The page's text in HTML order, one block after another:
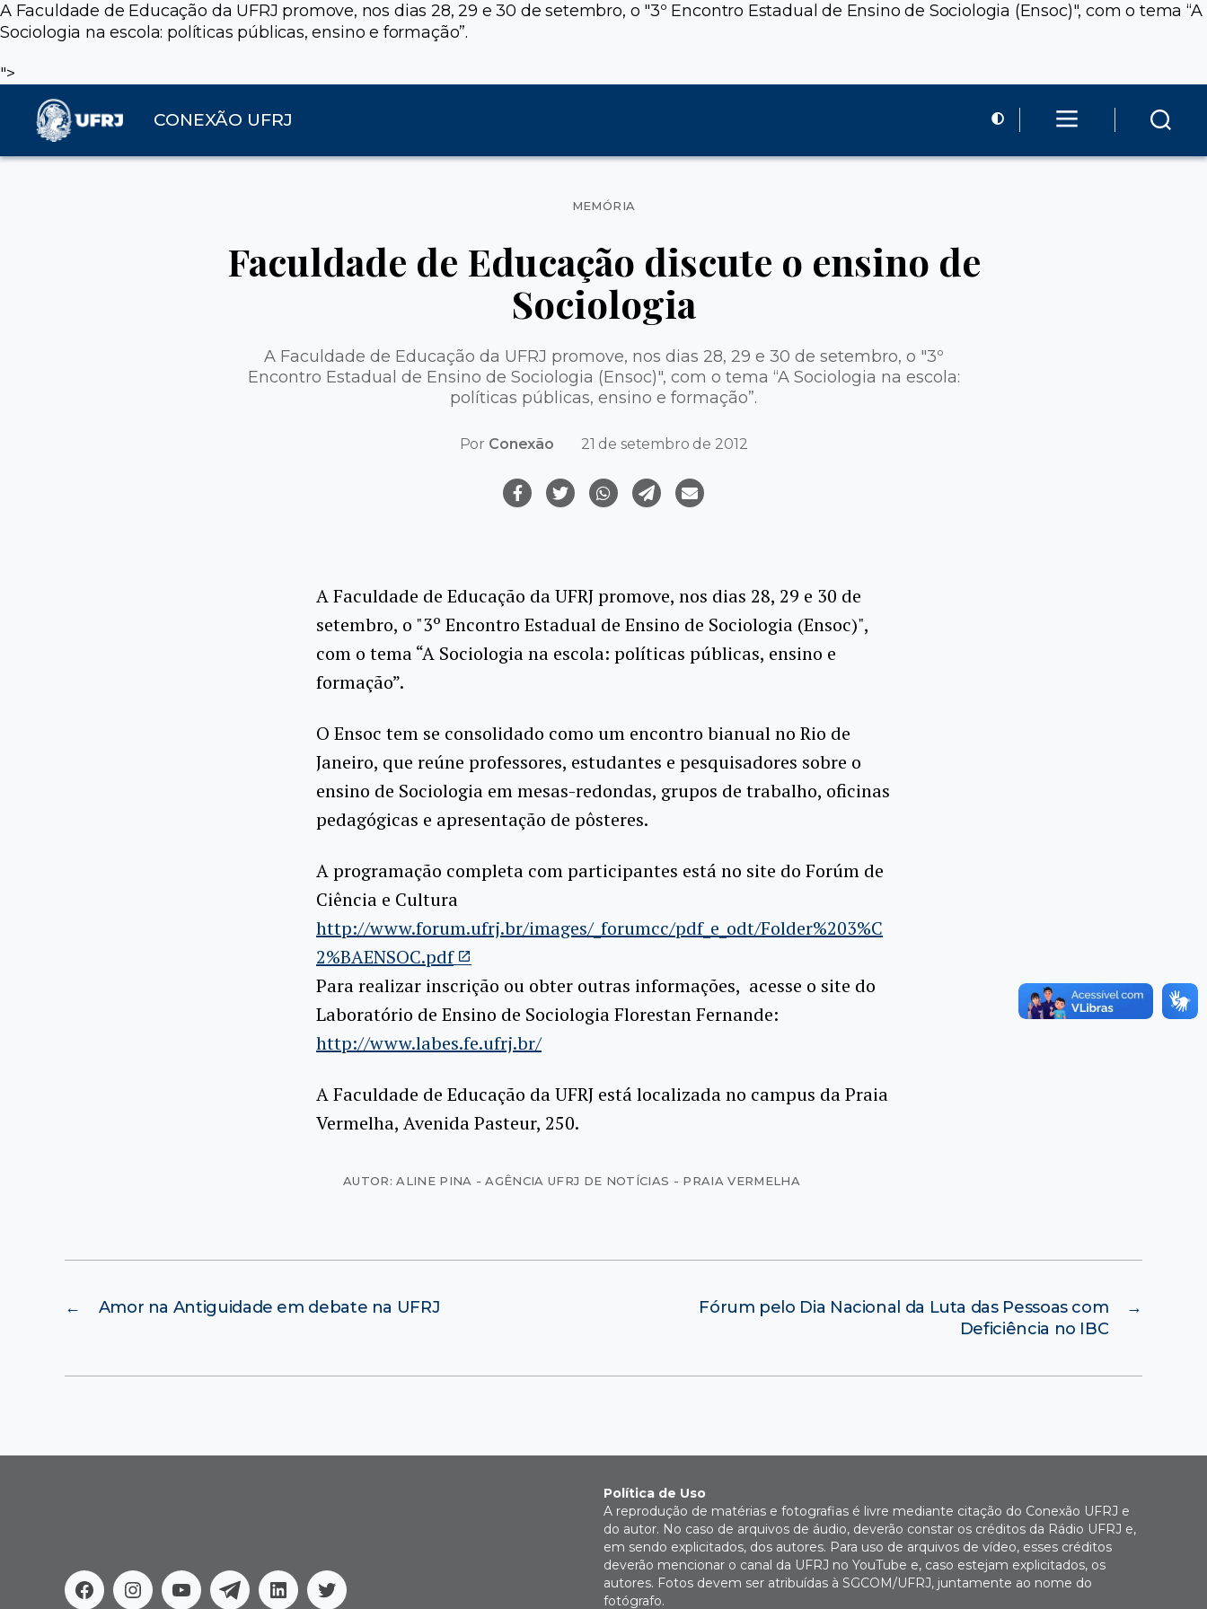
A Faculdade de Educação da UFRJ promove, nos dias 28, 29 e 30 de setembro, o "3º Encontro Estadual de Ensino de Sociologia (Ensoc)", com o tema “A
Sociologia na escola: políticas públicas, ensino e formação”.
">
CONEXÃO UFRJ
Categorias
MEMÓRIA
Faculdade de Educação discute o ensino de
Sociologia
A Faculdade de Educação da UFRJ promove, nos dias 28, 29 e 30 de setembro, o "3º
Encontro Estadual de Ensino de Sociologia (Ensoc)", com o tema “A Sociologia na escola:
políticas públicas, ensino e formação”.
Por Conexão 21 de setembro de 2012
A Faculdade de Educação da UFRJ promove, nos dias 28, 29 e 30 de
setembro, o "3º Encontro Estadual de Ensino de Sociologia (Ensoc)",
com o tema “A Sociologia na escola: políticas públicas, ensino e
formação”.
O Ensoc tem se consolidado como um encontro bianual no Rio de
Janeiro, que reúne professores, estudantes e pesquisadores sobre o
ensino de Sociologia em mesas-redondas, grupos de trabalho, oficinas
pedagógicas e apresentação de pôsteres.
A programação completa com participantes está no site do Forúm de
Ciência e Cultura
http://www.forum.ufrj.br/images/_forumcc/pdf_e_odt/Folder%203%C
2%BAENSOC.pdf
Para realizar inscrição ou obter outras informações, acesse o site do
Laboratório de Ensino de Sociologia Florestan Fernande:
http://www.labes.fe.ufrj.br/
A Faculdade de Educação da UFRJ está localizada no campus da Praia
Vermelha, Avenida Pasteur, 250.
AUTOR: ALINE PINA - AGÊNCIA UFRJ DE NOTÍCIAS - PRAIA VERMELHA
← Amor na Antiguidade em debate na UFRJ →
Fórum pelo Dia Nacional da Luta das Pessoas com
Deficiência no IBC
FacebookInstagram
YoutubeTelegramLinkedinTwitter
Política de Uso
A reprodução de matérias e fotografias é livre mediante citação do Conexão UFRJ e
do autor. No caso de arquivos de áudio, deverão constar os créditos da Rádio UFRJ e,
em sendo explicitados, dos autores. Para uso de arquivos de vídeo, esses créditos
deverão mencionar o canal da UFRJ no YouTube e, caso estejam explicitados, os
autores. Fotos devem ser atribuídas à SGCOM/UFRJ, juntamente ao nome do
fotógrafo.